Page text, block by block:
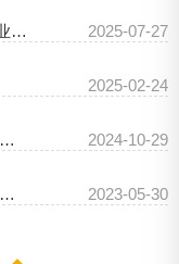
● 宁夏材料耐火性试验检测：保障高温工业安全的关键 2025-07-27
2025-02-24
● 陶瓷砖耐酸碱国标检测标准 瓷砖耐酸碱检测方法有哪些 2024-10-29
● 河南做道路空洞检测的公司有哪些 道路空洞检测收费标准 2023-05-30